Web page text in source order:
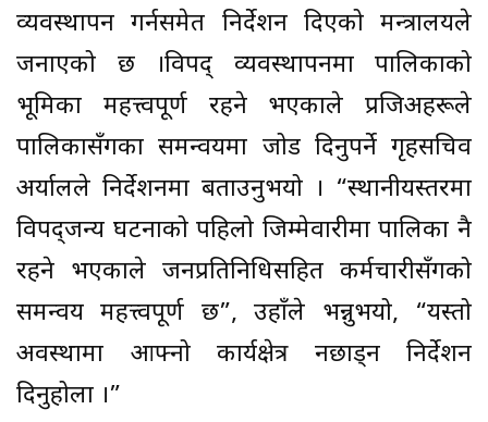
व्यवस्थापन गर्नसमेत निर्देशन दिएको मन्त्रालयले
जनाएको छ ।विपद् व्यवस्थापनमा पालिकाको
भूमिका महत्त्वपूर्ण रहने भएकाले प्रजिअहरूले
पालिकासँगका समन्वयमा जोड दिनुपर्ने गृहसचिव
अर्यालले निर्देशनमा बताउनुभयो । “स्थानीयस्तरमा
विपद्जन्य घटनाको पहिलो जिम्मेवारीमा पालिका नै
रहने भएकाले जनप्रतिनिधिसहित कर्मचारीसँगको
समन्वय महत्त्वपूर्ण छ”, उहाँले भन्नुभयो, “यस्तो
अवस्थामा आफ्नो कार्यक्षेत्र नछाड्न निर्देशन
दिनुहोला ।”